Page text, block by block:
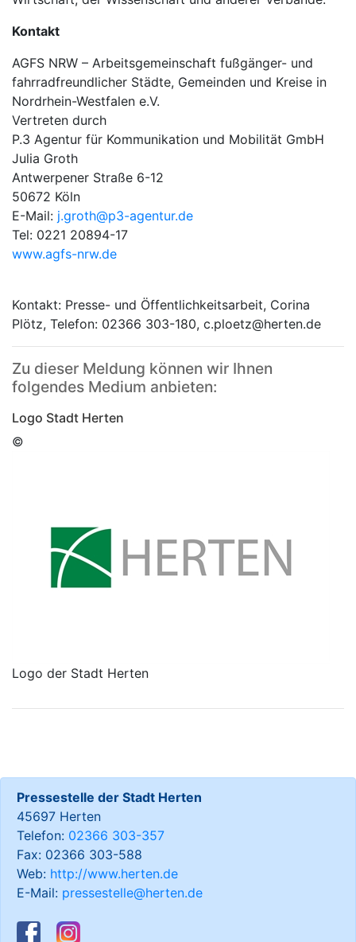
Kontakt
AGFS NRW – Arbeitsgemeinschaft fußgänger- und
fahrradfreundlicher Städte, Gemeinden und Kreise in
Nordrhein-Westfalen e.V.
Vertreten durch
P.3 Agentur für Kommunikation und Mobilität GmbH
Julia Groth
Antwerpener Straße 6-12
50672 Köln
E-Mail: j.groth@p3-agentur.de
Tel: 0221 20894-17
www.agfs-nrw.de
Kontakt: Presse- und Öffentlichkeitsarbeit, Corina
Plötz, Telefon: 02366 303-180, c.ploetz@herten.de
Zu dieser Meldung können wir Ihnen
folgendes Medium anbieten:
Logo Stadt Herten
©
Logo der Stadt Herten
Pressestelle der Stadt Herten
45697 Herten
Telefon: 02366 303-357
Fax: 02366 303-588
Web: http://www.herten.de
E-Mail: pressestelle@herten.de